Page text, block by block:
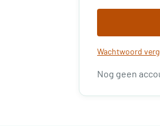
Wachtwoord
Nog geen